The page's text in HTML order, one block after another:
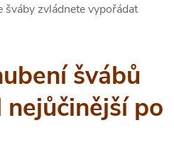
šváby zvládnete vypořádat
švábů
nejůčinější po